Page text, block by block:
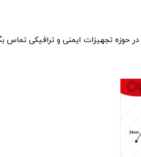
در حوزه تجهیزات ایمنی و ترافیکی تماس